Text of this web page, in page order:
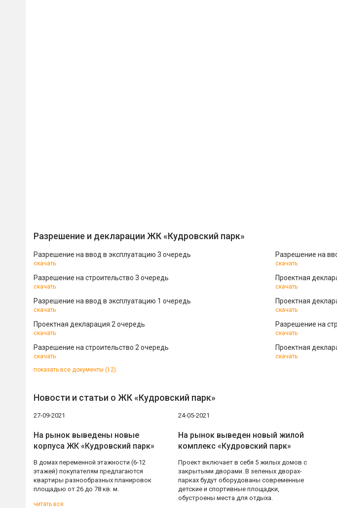
Разрешение и декларации ЖК «Кудровский парк»
Разрешение на ввод в эксплуатацию 3 очередь
скачать
Разрешение на
скачать
Разрешение на строительство 3 очередь
скачать
Проектная
скачать
Разрешение на ввод в эксплуатацию 1 очередь
скачать
Проектная
скачать
Проектная декларация 2 очередь
скачать
Разрешение на
скачать
Разрешение на строительство 2 очередь
скачать
Проектная
скачать
показать все документы (12)
Новости и статьи о ЖК «Кудровский парк»
27-09-2021
На рынок выведены новые
корпуса ЖК «Кудровский парк»
В домах переменной этажности (6-12
этажей) покупателям предлагаются
квартиры разнообразных планировок
площадью от 26 до 78 кв. м.
читать все
24-05-2021
На рынок выведен новый жилой
комплекс «Кудровский парк»
Проект включает в себя 5 жилых домов с
закрытыми дворами. В зеленых дворах-
парках будут оборудованы современные
детские и спортивные площадки,
обустроены места для отдыха.